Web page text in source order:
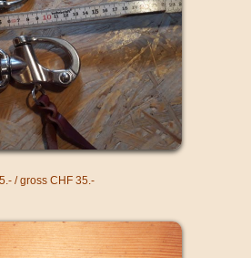
/ gross CHF 35.-